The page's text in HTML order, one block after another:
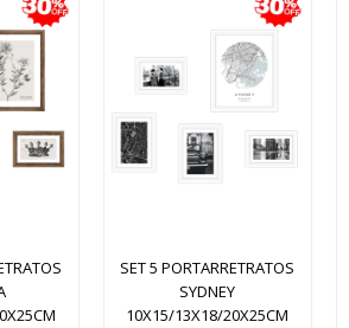
SET 5 PORTARRETRATOS
SYDNEY
10X15/13X18/20X25CM